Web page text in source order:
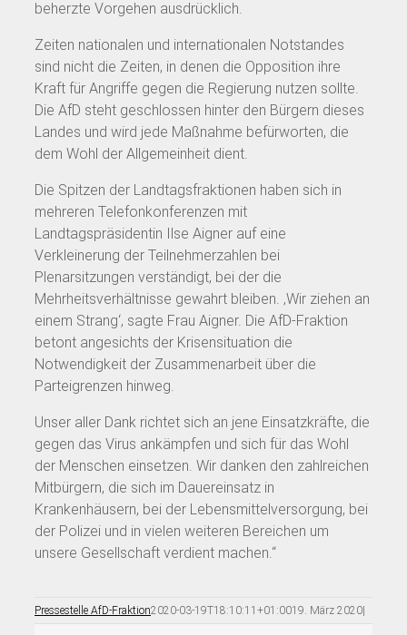
beherzte Vorgehen ausdrücklich.
Zeiten nationalen und internationalen Notstandes
sind nicht die Zeiten, in denen die Opposition ihre
Kraft für Angriffe gegen die Regierung nutzen sollte.
Die AfD steht geschlossen hinter den Bürgern dieses
Landes und wird jede Maßnahme befürworten, die
dem Wohl der Allgemeinheit dient.
Die Spitzen der Landtagsfraktionen haben sich in
mehreren Telefonkonferenzen mit
Landtagspräsidentin Ilse Aigner auf eine
Verkleinerung der Teilnehmerzahlen bei
Plenarsitzungen verständigt, bei der die
Mehrheitsverhältnisse gewahrt bleiben. ‚Wir ziehen an
einem Strang‘, sagte Frau Aigner. Die AfD-Fraktion
betont angesichts der Krisensituation die
Notwendigkeit der Zusammenarbeit über die
Parteigrenzen hinweg.
Unser aller Dank richtet sich an jene Einsatzkräfte, die
gegen das Virus ankämpfen und sich für das Wohl
der Menschen einsetzen. Wir danken den zahlreichen
Mitbürgern, die sich im Dauereinsatz in
Krankenhäusern, bei der Lebensmittelversorgung, bei
der Polizei und in vielen weiteren Bereichen um
unsere Gesellschaft verdient machen.“
Pressestelle AfD-Fraktion2020-03-19T18:10:11+01:0019. März 2020|